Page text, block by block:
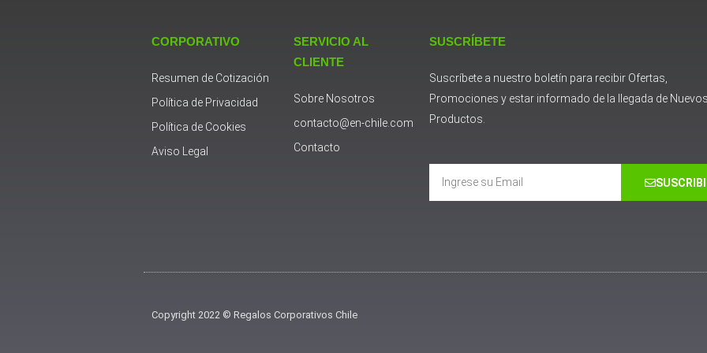
CORPORATIVO
Resumen de Cotización
Política de Privacidad
Política de Cookies
Aviso Legal
SERVICIO AL
CLIENTE
Sobre Nosotros
contacto@en-chile.com
Contacto
SUSCRÍBETE
Suscríbete a nuestro boletín para recibir Ofertas,
Promociones y estar informado de la llegada de Nuevos
Productos.
Copyright 2022 © Regalos Corporativos Chile